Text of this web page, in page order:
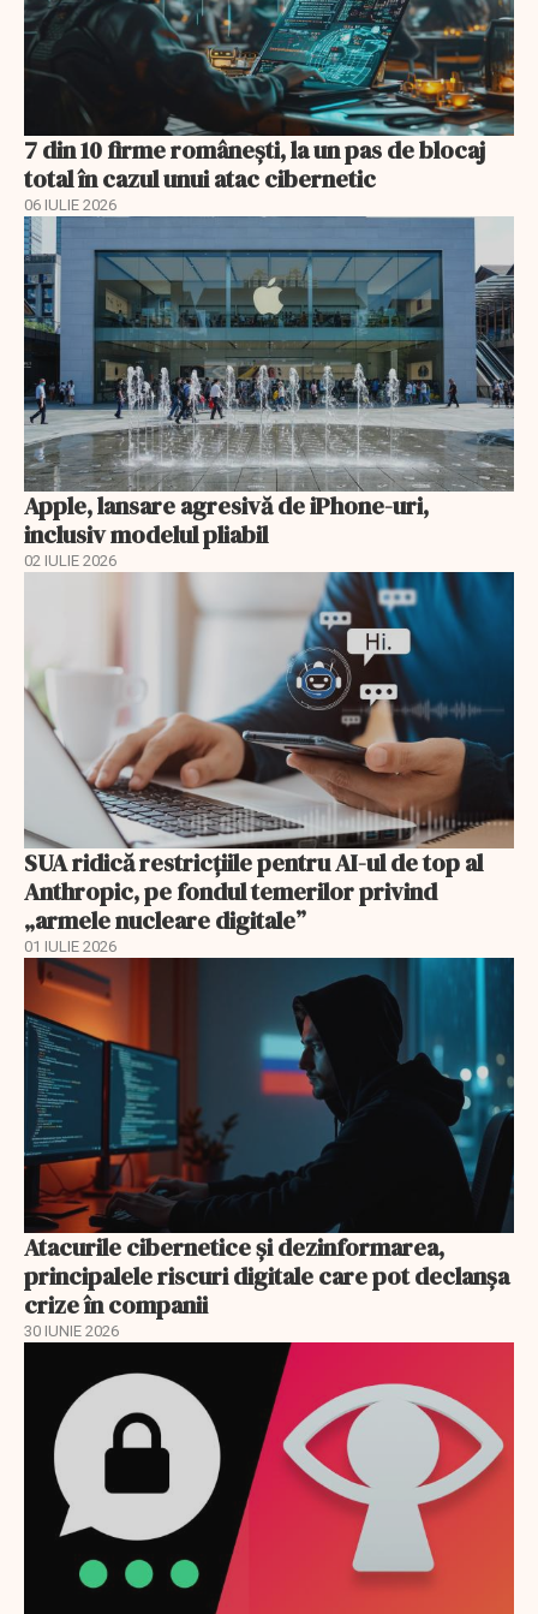
7 din 10 firme românești, la un pas de blocaj
total în cazul unui atac cibernetic
06 IULIE 2026
Apple, lansare agresivă de iPhone-uri,
inclusiv modelul pliabil
02 IULIE 2026
SUA ridică restricțiile pentru AI-ul de top al
Anthropic, pe fondul temerilor privind
„armele nucleare digitale”
01 IULIE 2026
Atacurile cibernetice şi dezinformarea,
principalele riscuri digitale care pot declanşa
crize în companii
30 IUNIE 2026